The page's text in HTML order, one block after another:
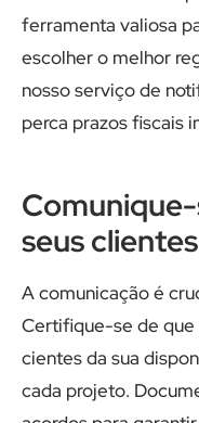
ferramenta valiosa
escolher o melhor
nosso serviço de
perca prazos fiscais
seus clientes
A comunicação é
Certifique-se de que
cientes da sua
cada projeto.